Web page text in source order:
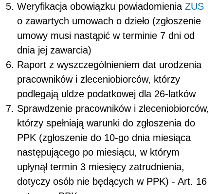
Weryfikacja obowiązku powiadomienia ZUS
o zawartych umowach o dzieło (zgłoszenie
umowy musi nastąpić w terminie 7 dni od
dnia jej zawarcia)
Raport z wyszczególnieniem dat urodzenia
pracowników i zleceniobiorców, którzy
podlegają uldze podatkowej dla 26-latków
Sprawdzenie pracowników i zleceniobiorców,
którzy spełniają warunki do zgłoszenia do
PPK (zgłoszenie do 10-go dnia miesiąca
następującego po miesiącu, w którym
upłynął termin 3 miesięcy zatrudnienia,
dotyczy osób nie będących w PPK) - Art. 16